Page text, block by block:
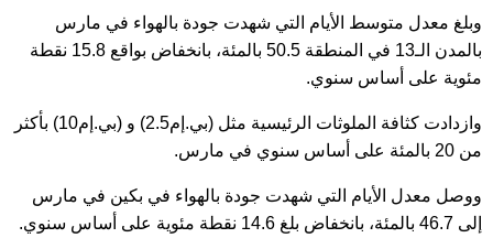
الرياضة السياحة والبيئة
مؤتمر صحفى للخارجية الصور
وبلغ معدل متوسط الأيام التي شهدت جودة بالهواء في مارس
بالمدن الـ13 في المنطقة 50.5 بالمئة، بانخفاض بواقع 15.8 نقطة
مئوية على أساس سنوي.
وازدادت كثافة الملوثات الرئيسية مثل (بي.إم2.5) و (بي.إم10) بأكثر
من 20 بالمئة على أساس سنوي في مارس.
ووصل معدل الأيام التي شهدت جودة بالهواء في بكين في مارس
إلى 46.7 بالمئة، بانخفاض بلغ 14.6 نقطة مئوية على أساس سنوي.